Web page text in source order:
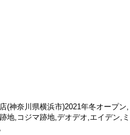
(神奈川県横浜市)2021年冬オープン
地,コジマ跡地,デオデオ,エイデン,